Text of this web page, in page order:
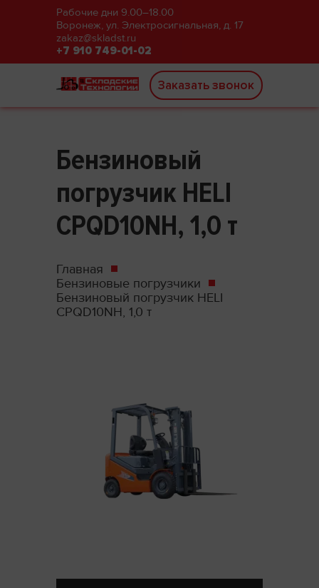
Рабочие дни 9.00–18.00
Воронеж, ул. Электросигнальная, д. 17
zakaz@skladst.ru
+7 910 749-01-02
Заказать звонок
Бензиновый
погрузчик HELI
CPQD10NH, 1,0 т
Главная
Бензиновые погрузчики
Бензиновый погрузчик HELI
CPQD10NH, 1,0 т